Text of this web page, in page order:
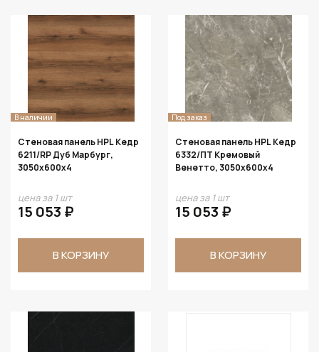
В наличии
Стеновая панель HPL Кедр
6211/RP Дуб Марбург,
3050х600х4
цена за 1 шт
15 053 ₽
В КОРЗИНУ
Под заказ
Стеновая панель HPL Кедр
6332/ПТ Кремовый
Венетто, 3050х600х4
цена за 1 шт
15 053 ₽
В КОРЗИНУ